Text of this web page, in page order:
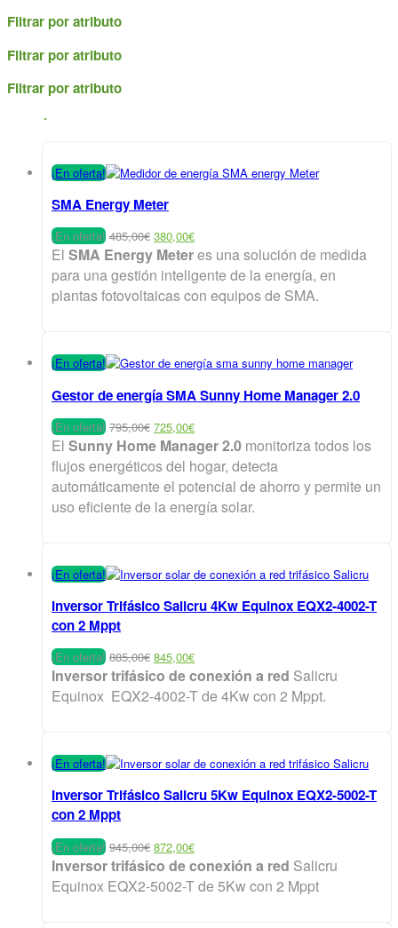
Filtrar por atributo
Filtrar por atributo
Filtrar por atributo
¡En oferta!
SMA Energy Meter
¡En oferta! 485,00€ El
precio
original
era:
485,00€.
380,00€El
precio
actual
es:
380,00€.
El SMA Energy Meteres una solución de medida
para una gestión inteligente de la energía, en
plantas fotovoltaicas con equipos de SMA.
¡En oferta!
Gestor de energía SMA Sunny Home Manager 2.0
¡En oferta! 795,00€ El
precio
original
era:
795,00€.
725,00€El
precio
actual
es:
725,00€.
El Sunny Home Manager 2.0 monitoriza todos los
flujos energéticos del hogar, detecta
automáticamente el potencial de ahorro y permite un
uso eficiente de la energía solar.
¡En oferta!
Inversor Trifásico Salicru 4Kw Equinox EQX2-4002-T
con 2 Mppt
¡En oferta! 885,00€ El
precio
original
era:
845,00€El
precio
actual
es:
Inversor trifásico de conexión a red Salicru
Equinox EQX2-4002-T de 4Kw con 2 Mppt.
¡En oferta!
Inversor Trifásico Salicru 5Kw Equinox EQX2-5002-T
con 2 Mppt
¡En oferta! 945,00€ El
precio
original
era:
872,00€El
precio
actual
es:
Inversor trifásico de conexión a red Salicru
Equinox EQX2-5002-T de 5Kw con 2 Mppt